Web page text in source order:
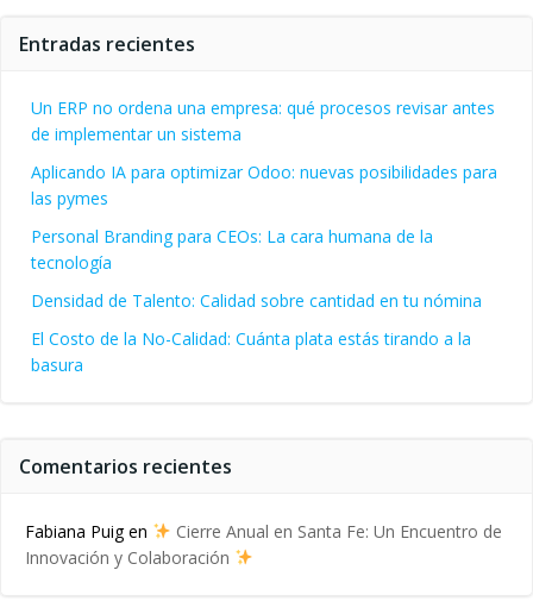
Entradas recientes
Un ERP no ordena una empresa: qué procesos revisar antes
de implementar un sistema
Aplicando IA para optimizar Odoo: nuevas posibilidades para
las pymes
Personal Branding para CEOs: La cara humana de la
tecnología
Densidad de Talento: Calidad sobre cantidad en tu nómina
El Costo de la No-Calidad: Cuánta plata estás tirando a la
basura
Comentarios recientes
Fabiana Puigen
Cierre Anual en Santa Fe: Un Encuentro de
Innovación y Colaboración